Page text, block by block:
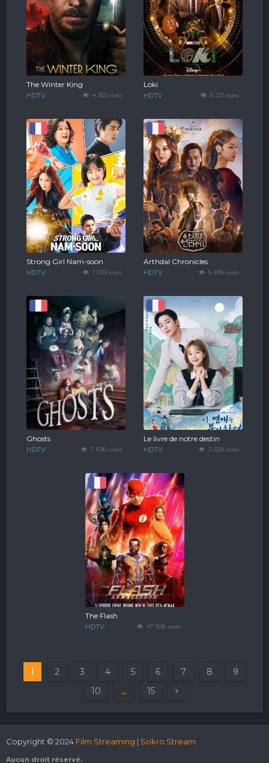
4 353 vues
The Winter King
HDTV 5 231 vues
Loki
HDTV
1 203 vues
Strong Girl Nam-soon
HDTV 5 496 vues
Arthdal Chronicles
HDTV
7 690 vues
Ghosts
HDTV 2 528 vues
Le livre de notre destin
HDTV
47 506 vues
The Flash
HDTV
1 2 3 4 5 6 7 8
9
10
... 15
Copyright © 2024 Film Streaming | Sokro Stream.
Aucun droit réservé.